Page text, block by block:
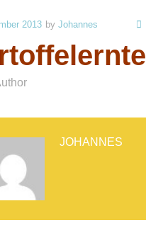
2013 byJohannes
JOHANNES